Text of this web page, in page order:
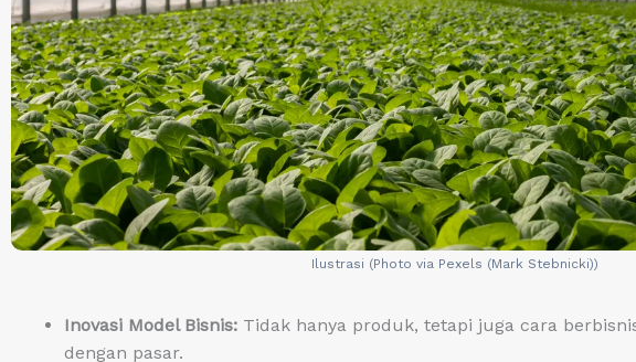
Ilustrasi (Photo via Pexels (Mark Stebnicki))
Inovasi Model Bisnis: Tidak hanya produk, tetapi juga cara
dengan pasar.